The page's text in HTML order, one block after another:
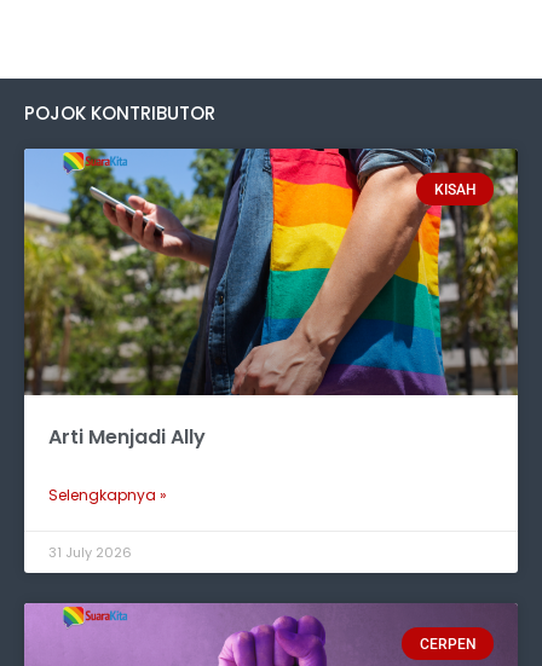
POJOK KONTRIBUTOR
KISAH
Arti Menjadi Ally
Selengkapnya »
31 July 2026
CERPEN